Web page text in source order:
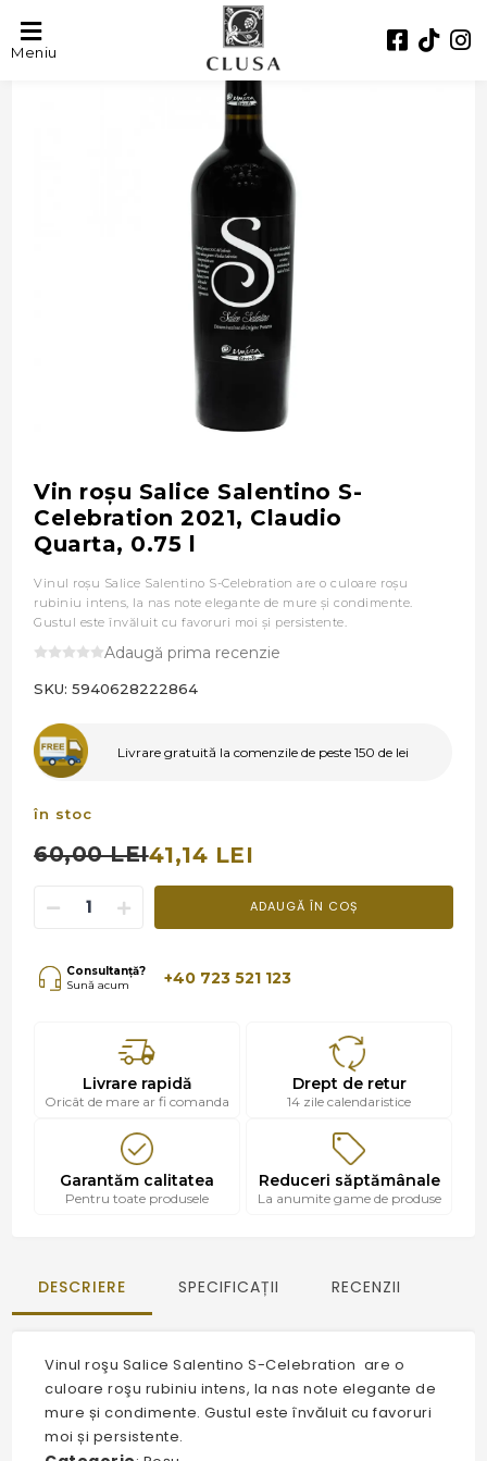
Meniu- 31%
Vin roşu Salice Salentino S-
Celebration 2021, Claudio
Quarta, 0.75 l
Vinul roşu Salice Salentino S-Celebration are o culoare roşu
rubiniu intens, la nas note elegante de mure și condimente.
Gustul este învăluit cu favoruri moi și persistente.
Adaugă prima recenzie
SKU: 5940628222864
Livrare gratuită la comenzile de peste 150 de lei
în stoc
60,00 LEI41,14 LEI
ADAUGĂ ÎN COȘ
Consultanță?
Sună acum
+40 723 521 123
Livrare rapidă
Oricât de mare ar fi comanda
Drept de retur
14 zile calendaristice
Garantăm calitatea
Pentru toate produsele
Reduceri săptămânale
La anumite game de produse
DESCRIERE SPECIFICAȚII RECENZII
Vinul roşu Salice Salentino S-Celebration are o
culoare roşu rubiniu intens, la nas note elegante de
mure și condimente. Gustul este învăluit cu favoruri
moi și persistente.